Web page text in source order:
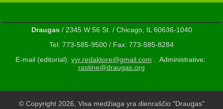
Draugas/ 2345 W 56 St. / Chicago, IL 60636-1040
Tel: 773-585-9500 / Fax: 773-585-8284
E-mail (editorial): vyr.redaktore@gmail.com . Administrative:
rastine@draugas.org
© Copyright 2026, Visa medžiaga yra dienraščio "Draugas"